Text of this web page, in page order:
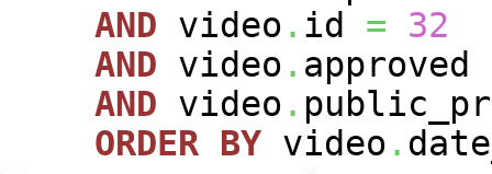
AND video . id =
32
AND video . approved
AND video .
ORDER BY video .